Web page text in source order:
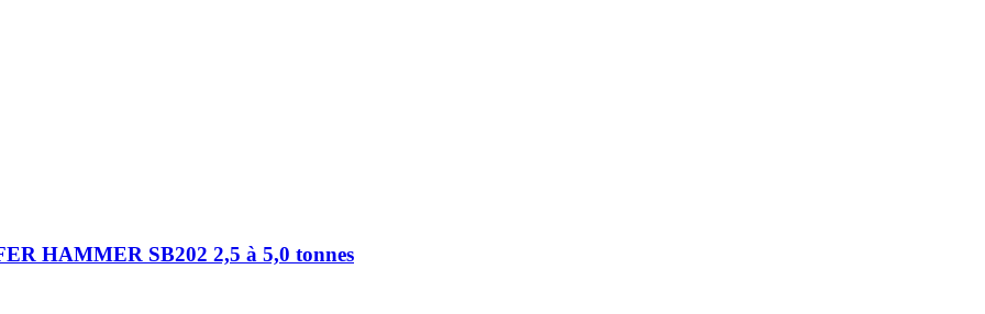
HAMMER SB202 2,5 à 5,0 tonnes